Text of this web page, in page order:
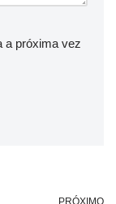
a próxima vez
PRÓXIMO